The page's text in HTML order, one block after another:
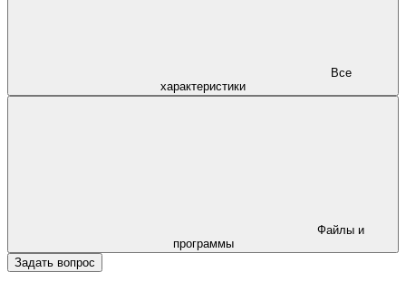
характеристики
программы
Задать вопрос